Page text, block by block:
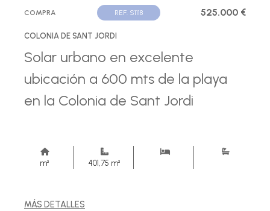
COMPRA REF. S1118 525.000 €
COLONIA DE SANT JORDI
Solar urbano en excelente
ubicación a 600 mts de la playa
en la Colonia de Sant Jordi
m² 401,75 m²
MÁS DETALLES